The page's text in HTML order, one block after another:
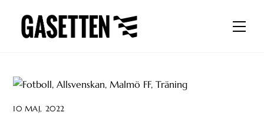
content
10 MAJ, 2022